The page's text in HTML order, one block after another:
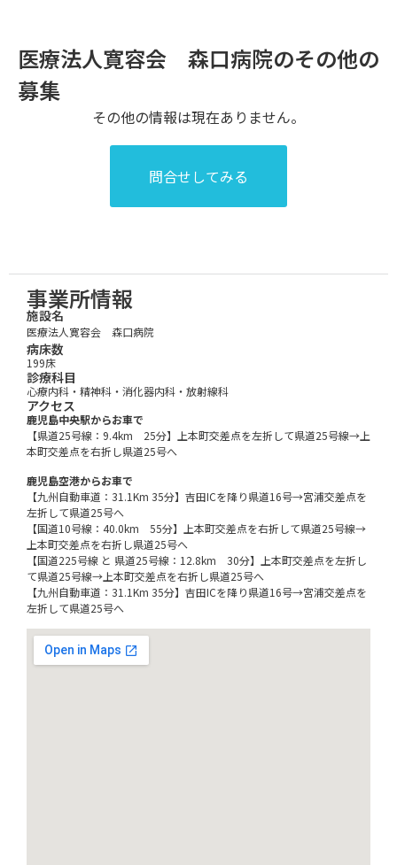
医療法人寛容会 森口病院のその他の
募集
その他の情報は現在ありません。
事業所情報
施設名
医療法人寛容会 森口病院
病床数
199床
診療科目
心療内科・精神科・消化器内科・放射線科
アクセス
鹿児島中央駅からお車で
【県道25号線：9.4km 25分】上本町交差点を左折して県道25号線→上
本町交差点を右折し県道25号へ
鹿児島空港からお車で
【九州自動車道：31.1Km 35分】吉田ICを降り県道16号→宮浦交差点を
左折して県道25号へ
【国道10号線：40.0km 55分】上本町交差点を右折して県道25号線→
上本町交差点を右折し県道25号へ
【国道225号線 と 県道25号線：12.8km 30分】上本町交差点を左折し
て県道25号線→上本町交差点を右折し県道25号へ
【九州自動車道：31.1Km 35分】吉田ICを降り県道16号→宮浦交差点を
左折して県道25号へ